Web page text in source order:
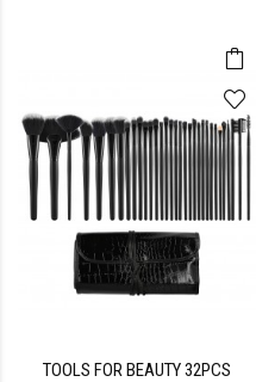
TOOLS FOR BEAUTY 32PCS